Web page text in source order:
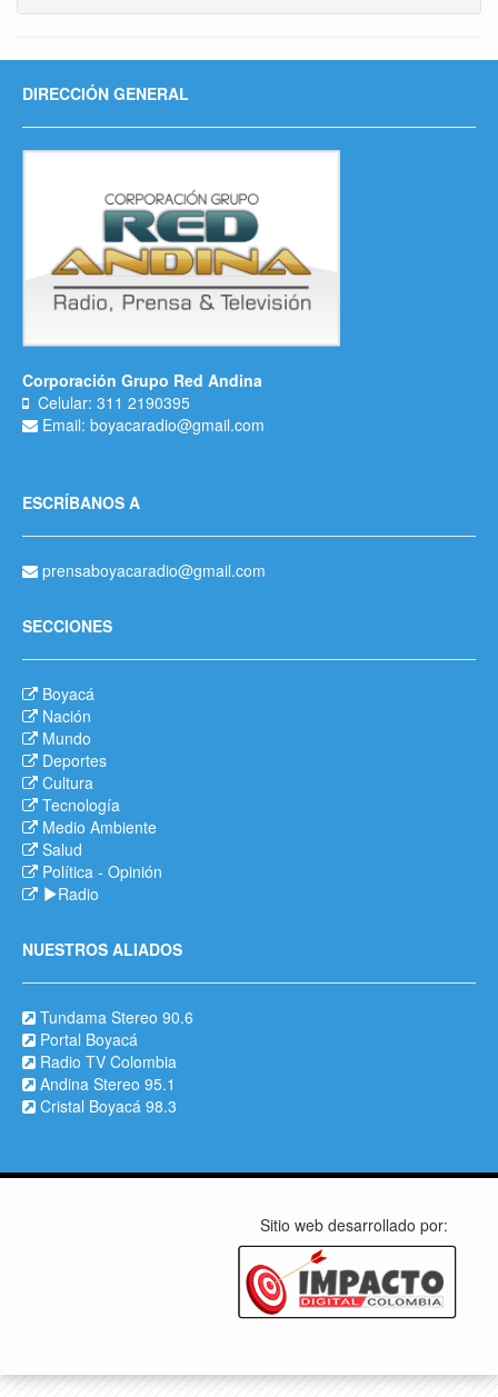
DIRECCIÓN GENERAL
Corporación Grupo Red Andina
Celular: 311 2190395
Email: boyacaradio@gmail.com
ESCRÍBANOS A
prensaboyacaradio@gmail.com
SECCIONES
Boyacá
Nación
Mundo
Deportes
Cultura
Tecnología
Medio Ambiente
Salud
Política - Opinión
Radio
NUESTROS ALIADOS
Tundama Stereo 90.6
Portal Boyacá
Radio TV Colombia
Andina Stereo 95.1
Cristal Boyacá 98.3
Sitio web desarrollado por: